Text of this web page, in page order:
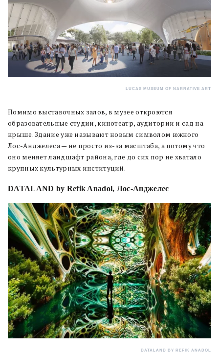
LUCAS MUSEUM OF NARRATIVE ART
Помимо выставочных залов, в музее откроются
образовательные студии, кинотеатр, аудитории и сад на
крыше. Здание уже называют новым символом южного
Лос-Анджелеса — не просто из-за масштаба, а потому что
оно меняет ландшафт района, где до сих пор не хватало
крупных культурных институций.
DATALAND by Refik Anadol, Лос-Анджелес
DATALAND BY REFIK ANADOL